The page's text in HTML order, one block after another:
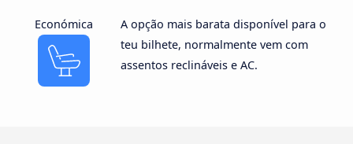
Económica
A opção mais barata disponível para o
teu bilhete, normalmente vem com
assentos reclináveis e AC.